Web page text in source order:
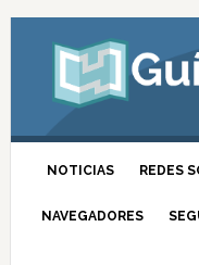
NOTICIAS REDES
NAVEGADORES